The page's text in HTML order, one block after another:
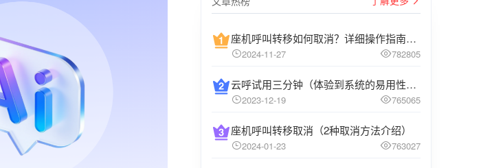
座机呼叫转移如何取消？详细操作指南介绍
2024-11-27 782805
云呼试用三分钟（体验到系统的易用性和高效性）
2023-12-19 765065
座机呼叫转移取消（2种取消方法介绍）
2024-01-23 763027